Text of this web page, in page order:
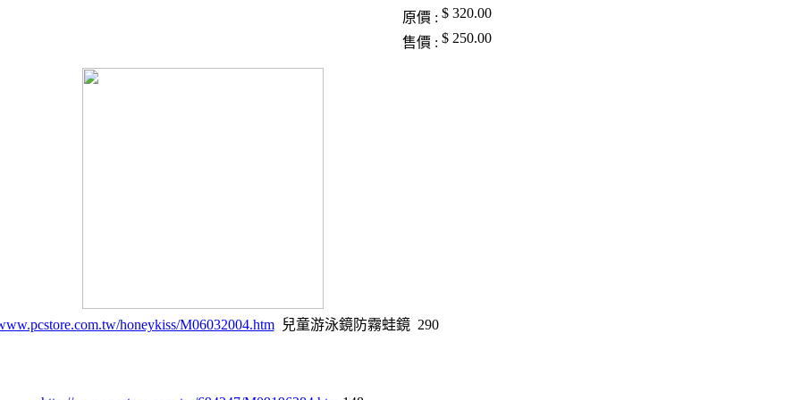
原價 : $ 320.00
售價 : $ 250.00
honeykiss/M06032004.htm兒童游泳鏡防霧蛙鏡 290